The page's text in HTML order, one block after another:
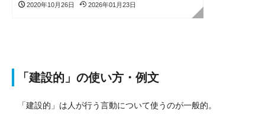
2020年10月26日 2026年01月23日
「建設的」の使い方・例文
「建設的」は人が行う言動について使うのが一般的。